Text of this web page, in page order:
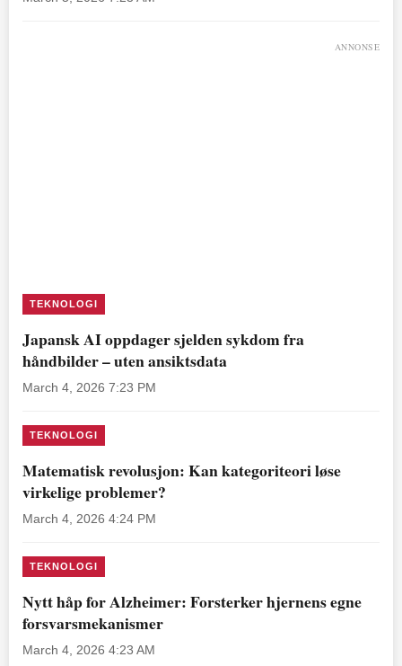
ANNONSE
TEKNOLOGI
Japansk AI oppdager sjelden sykdom fra
håndbilder – uten ansiktsdata
March 4, 2026 7:23 PM
TEKNOLOGI
Matematisk revolusjon: Kan kategoriteori løse
virkelige problemer?
March 4, 2026 4:24 PM
TEKNOLOGI
Nytt håp for Alzheimer: Forsterker hjernens egne
forsvarsmekanismer
March 4, 2026 4:23 AM